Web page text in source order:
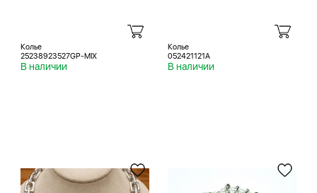
Колье
25238923527GP-MIX
В наличии
Колье
052421121A
В наличии